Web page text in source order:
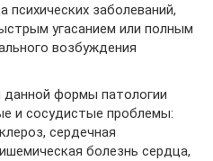
психических заболеваний,
угасанием или полным
возбуждения
данной формы патологии
и сосудистые проблемы:
сердечная
болезнь сердца,